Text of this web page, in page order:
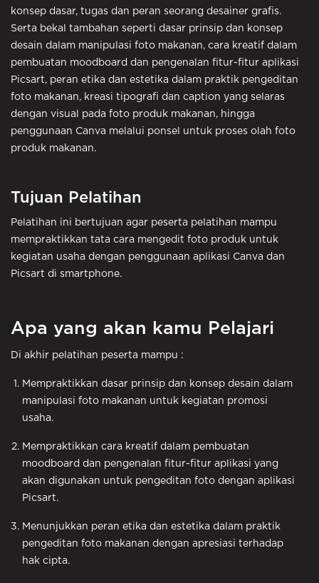
konsep dasar, tugas dan peran seorang desainer grafis.
Serta bekal tambahan seperti dasar prinsip dan konsep
desain dalam manipulasi foto makanan, cara kreatif dalam
pembuatan moodboard dan pengenalan fitur-fitur aplikasi
Picsart, peran etika dan estetika dalam praktik pengeditan
foto makanan, kreasi tipografi dan caption yang selaras
dengan visual pada foto produk makanan, hingga
penggunaan Canva melalui ponsel untuk proses olah foto
produk makanan.
Tujuan Pelatihan
Pelatihan ini bertujuan agar peserta pelatihan mampu
mempraktikkan tata cara mengedit foto produk untuk
kegiatan usaha dengan penggunaan aplikasi Canva dan
Picsart di smartphone.
Apa yang akan kamu Pelajari
Di akhir pelatihan peserta mampu :
Mempraktikkan dasar prinsip dan konsep desain dalam
manipulasi foto makanan untuk kegiatan promosi
usaha.
Mempraktikkan cara kreatif dalam pembuatan
moodboard dan pengenalan fitur-fitur aplikasi yang
akan digunakan untuk pengeditan foto dengan aplikasi
Picsart.
Menunjukkan peran etika dan estetika dalam praktik
pengeditan foto makanan dengan apresiasi terhadap
hak cipta.